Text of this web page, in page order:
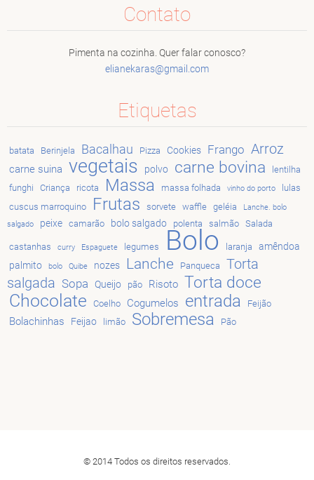
Contato
Pimenta na cozinha. Quer falar conosco?
elianekaras@gmai l.com
Etiquetas
batata Berinjela Bacalhau Pizza Cookies Frango Arroz
carne suina vegetais polvo carne bovina
lentilha
funghi
Criança ricota Massa massa folhada vinho do porto
lulas
cuscus marroquino
Frutas sorvete waffle geléia
Lanche. bolo
salgado
peixe camarão bolo salgado polenta salmão Salada
castanhas curry Espaguete legumes Bolo laranja
amêndoa
palmito
bolo Quibe nozes Lanche Panqueca
Torta
salgada Sopa Queijo pão Risoto Torta doce
Chocolate Coelho Cogumelos entrada Feijão
Bolachinhas Feijao limão Sobremesa Pão
© 2014 Todos os direitos reservados.